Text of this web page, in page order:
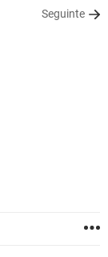
Seguinte